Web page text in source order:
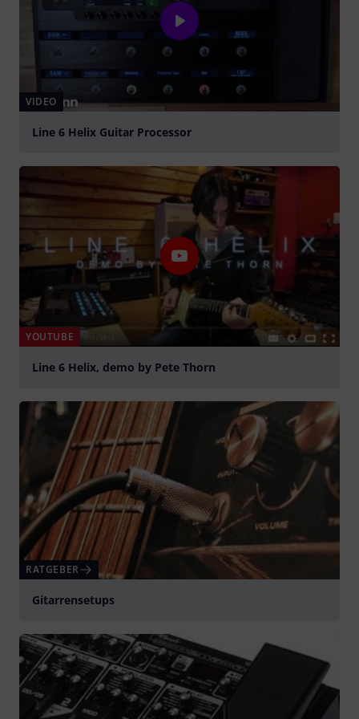
VIDEO
Line 6 Helix Guitar Processor
YOUTUBE
Line 6 Helix, demo by Pete Thorn
RATGEBER
Gitarrensetups